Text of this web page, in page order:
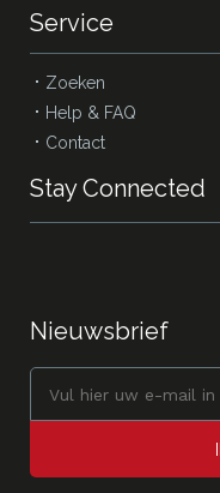
Service
Zoeken
Help & FAQ
Contact
Stay Connected
Nieuwsbrief